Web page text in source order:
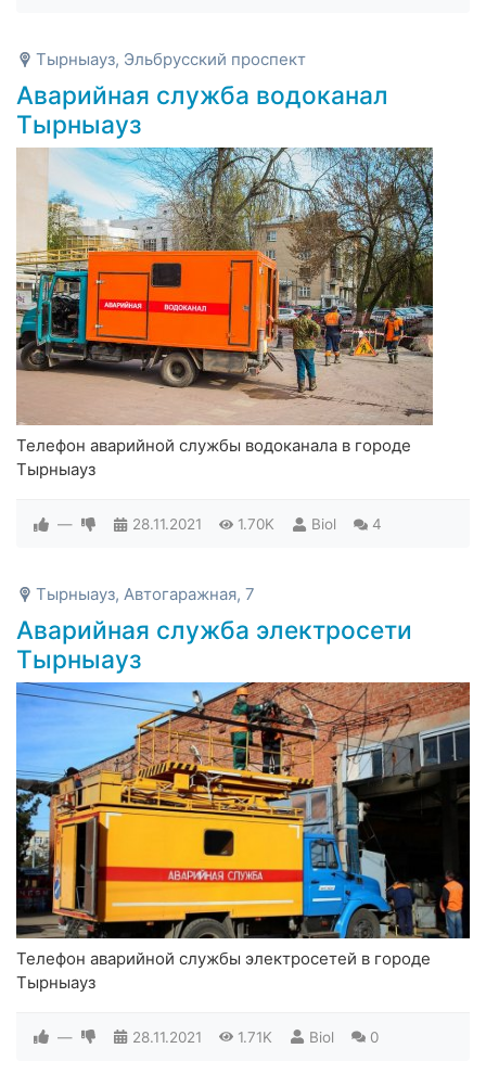
Тырныауз, Эльбрусский проспект
Аварийная служба водоканал
Тырныауз
Телефон аварийной службы водоканала в городе
Тырныауз
— 28.11.2021 1.70K Biol 4
Тырныауз, Автогаражная, 7
Аварийная служба электросети
Тырныауз
Телефон аварийной службы электросетей в городе
Тырныауз
— 28.11.2021 1.71K Biol 0